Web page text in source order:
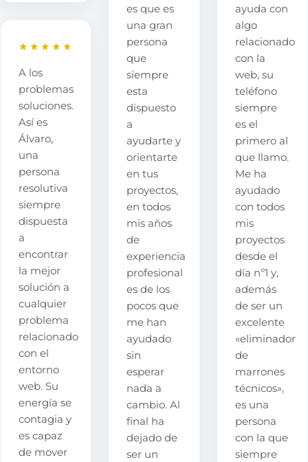
★★★★★
A los
problemas
soluciones.
Así es
Álvaro,
una
persona
resolutiva
siempre
dispuesta
a
encontrar
la mejor
solución a
cualquier
problema
relacionado
con el
entorno
web. Su
energía se
contagia y
es capaz
de mover
es que es
una gran
persona
que
siempre
esta
dispuesto
a
ayudarte y
orientarte
en tus
proyectos,
en todos
mis años
de
experiencia
profesional
es de los
pocos que
me han
ayudado
sin
esperar
nada a
cambio. Al
final ha
dejado de
ser un
ayuda con
algo
relacionado
con la
web, su
teléfono
siempre
es el
primero al
que llamo.
Me ha
ayudado
con todos
mis
proyectos
desde el
día nº1 y,
además
de ser un
excelente
«eliminador
de
marrones
técnicos»,
es una
persona
con la que
siempre